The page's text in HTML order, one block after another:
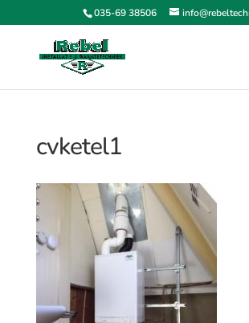
035-69 38506
cvketel1